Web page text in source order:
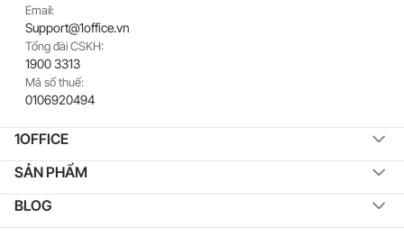
Email:
Support@1office.vn
Tổng đài CSKH:
1900 3313
Mã số thuế:
0106920494
1OFFICE
SẢN PHẨM
BLOG